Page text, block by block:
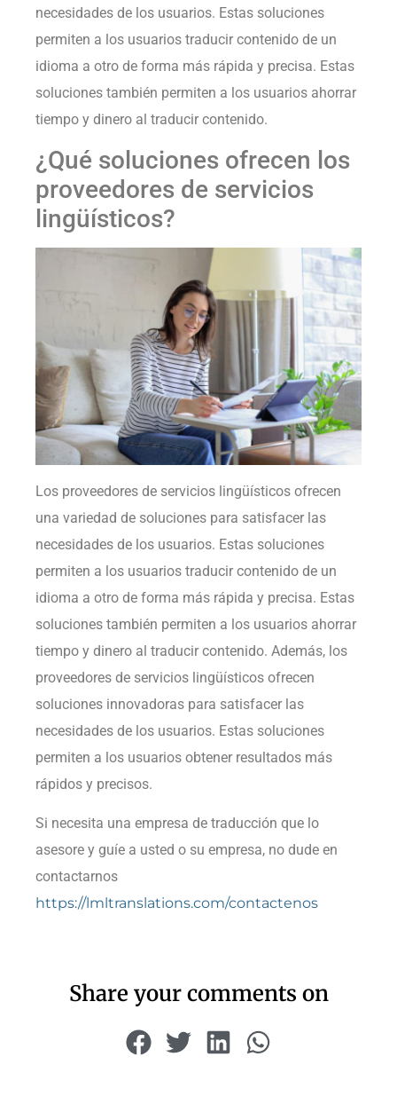
necesidades de los usuarios. Estas soluciones
permiten a los usuarios traducir contenido de un
idioma a otro de forma más rápida y precisa. Estas
soluciones también permiten a los usuarios ahorrar
tiempo y dinero al traducir contenido.
¿Qué soluciones ofrecen los
proveedores de servicios
lingüísticos?
Los proveedores de servicios lingüísticos ofrecen
una variedad de soluciones para satisfacer las
necesidades de los usuarios. Estas soluciones
permiten a los usuarios traducir contenido de un
idioma a otro de forma más rápida y precisa. Estas
soluciones también permiten a los usuarios ahorrar
tiempo y dinero al traducir contenido. Además, los
proveedores de servicios lingüísticos ofrecen
soluciones innovadoras para satisfacer las
necesidades de los usuarios. Estas soluciones
permiten a los usuarios obtener resultados más
rápidos y precisos.
Si necesita una empresa de traducción que lo
asesore y guíe a usted o su empresa, no dude en
contactarnos
https://lmltranslations.com/contactenos
Share your comments on